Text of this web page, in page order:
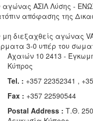
αγώνας ΑΣΙΛ Λύσης -
απόφασης της
διεξαχθείς αγώνας
3-0 υπέρ του
Αχαιών 10 2413 -
Κύπρος
Tel. : +357 22352341 ,
Fax : +357 22590544
Postal Address : Τ.Θ.